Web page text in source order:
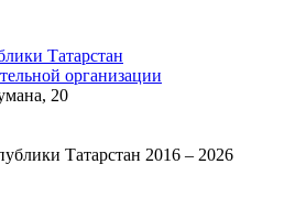
Татарстан
организации
20
Татарстан 2016 – 2026